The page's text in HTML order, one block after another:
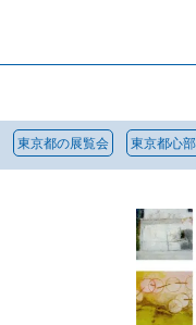
東京都の展覧会 東京都心